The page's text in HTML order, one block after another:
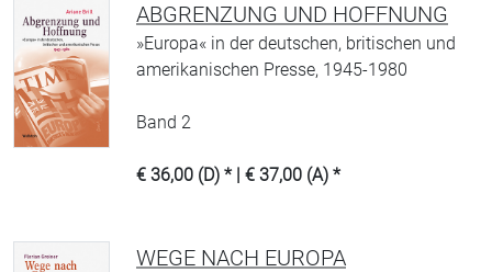
ABGRENZUNG UND HOFFNUNG
»Europa« in der deutschen, britischen und
amerikanischen Presse, 1945-1980
Band 2
€ 36,00 (D) * | € 37,00 (A) *
WEGE NACH EUROPA